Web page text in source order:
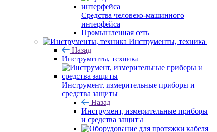
Средства человеко-машинного
интерфейса
Промышленная сеть
Инструменты, техника
Назад
Инструменты, техника
Инструмент, измерительные приборы и
средства защиты
Назад
Инструмент, измерительные приборы
и средства защиты